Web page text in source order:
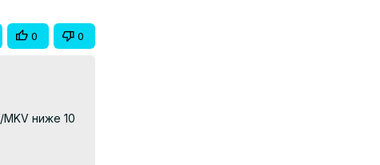
0 0
ниже 10